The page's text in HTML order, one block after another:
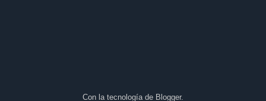
Con la tecnología de Blogger.